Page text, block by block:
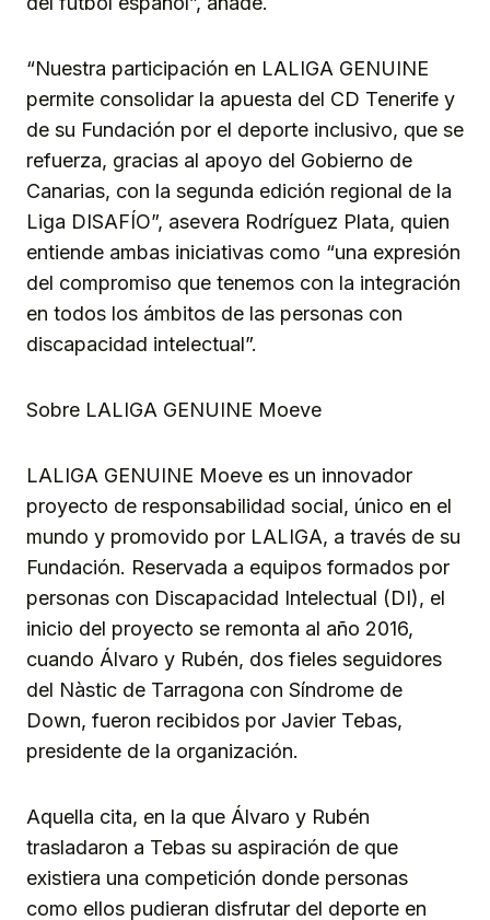
“Nuestra participación en LALIGA GENUINE
permite consolidar la apuesta del CD Tenerife y
de su Fundación por el deporte inclusivo, que se
refuerza, gracias al apoyo del Gobierno de
Canarias, con la segunda edición regional de la
Liga DISAFÍO”, asevera Rodríguez Plata, quien
entiende ambas iniciativas como “una expresión
del compromiso que tenemos con la integración
en todos los ámbitos de las personas con
discapacidad intelectual”.
Sobre LALIGA GENUINE Moeve
LALIGA GENUINE Moeve es un innovador
proyecto de responsabilidad social, único en el
mundo y promovido por LALIGA, a través de su
Fundación. Reservada a equipos formados por
personas con Discapacidad Intelectual (DI), el
inicio del proyecto se remonta al año 2016,
cuando Álvaro y Rubén, dos fieles seguidores
del Nàstic de Tarragona con Síndrome de
Down, fueron recibidos por Javier Tebas,
presidente de la organización.
Aquella cita, en la que Álvaro y Rubén
trasladaron a Tebas su aspiración de que
existiera una competición donde personas
como ellos pudieran disfrutar del deporte en